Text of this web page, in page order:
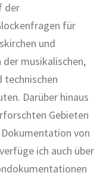
der
für
und
musikalischen,
technischen
Darüber hinaus
Gebieten
von
ich auch über